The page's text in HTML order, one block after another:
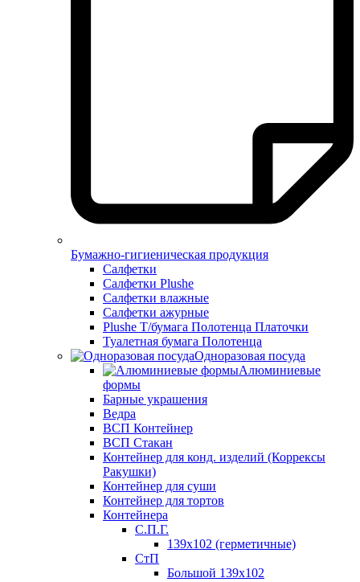
Бумажно-гигиеническая продукция
Салфетки
Салфетки Plushe
Салфетки влажные
Салфетки ажурные
Plushe Т/бумага Полотенца Платочки
Туалетная бумага Полотенца
Одноразовая посуда
Алюминиевые
формы
Барные украшения
Ведра
ВСП Контейнер
ВСП Стакан
Контейнер для конд. изделий (Коррексы
Ракушки)
Контейнер для суши
Контейнер для тортов
Контейнера
С.П.Г.
139х102 (герметичные)
СтП
Большой 139х102